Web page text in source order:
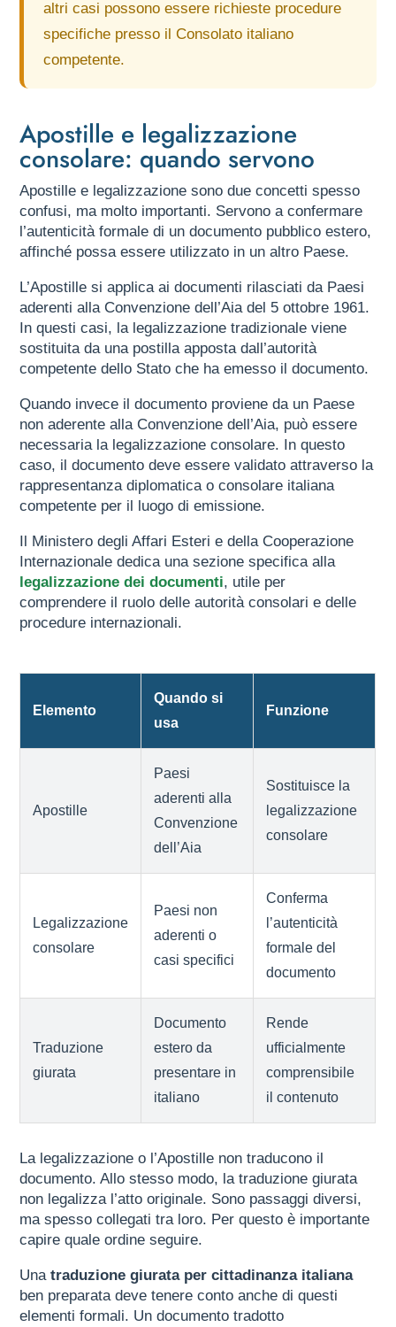
altri casi possono essere richieste procedure
specifiche presso il Consolato italiano
competente.
Apostille e legalizzazione
consolare: quando servono
Apostille e legalizzazione sono due concetti spesso
confusi, ma molto importanti. Servono a confermare
l’autenticità formale di un documento pubblico estero,
affinché possa essere utilizzato in un altro Paese.
L’Apostille si applica ai documenti rilasciati da Paesi
aderenti alla Convenzione dell’Aia del 5 ottobre 1961.
In questi casi, la legalizzazione tradizionale viene
sostituita da una postilla apposta dall’autorità
competente dello Stato che ha emesso il documento.
Quando invece il documento proviene da un Paese
non aderente alla Convenzione dell’Aia, può essere
necessaria la legalizzazione consolare. In questo
caso, il documento deve essere validato attraverso la
rappresentanza diplomatica o consolare italiana
competente per il luogo di emissione.
Il Ministero degli Affari Esteri e della Cooperazione
Internazionale dedica una sezione specifica alla
legalizzazione dei documenti, utile per
comprendere il ruolo delle autorità consolari e delle
procedure internazionali.
Elemento
Quando si
usa
Funzione
Apostille
Paesi
aderenti alla
Convenzione
dell’Aia
Sostituisce la
legalizzazione
consolare
Legalizzazione
consolare
Paesi non
aderenti o
casi specifici
Conferma
l’autenticità
formale del
documento
Traduzione
giurata
Documento
estero da
presentare in
italiano
Rende
ufficialmente
comprensibile
il contenuto
La legalizzazione o l’Apostille non traducono il
documento. Allo stesso modo, la traduzione giurata
non legalizza l’atto originale. Sono passaggi diversi,
ma spesso collegati tra loro. Per questo è importante
capire quale ordine seguire.
Unatraduzione giurata per cittadinanza italiana
ben preparata deve tenere conto anche di questi
elementi formali. Un documento tradotto